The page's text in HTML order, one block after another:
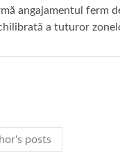
angajamentul ferm
a tuturor
posts